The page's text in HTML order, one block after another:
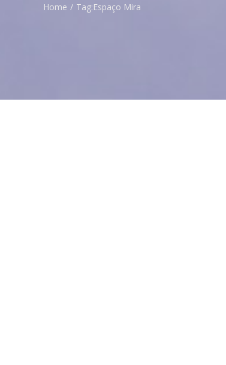
Home / Tag:Espaço Mira